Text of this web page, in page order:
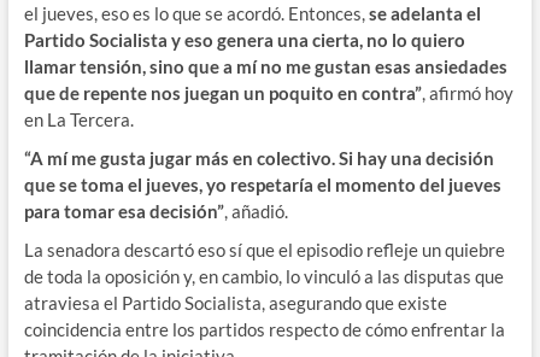
el jueves, eso es lo que se acordó. Entonces,se adelanta el
Partido Socialista y eso genera una cierta, no lo quiero
llamar tensión, sino que a mí no me gustan esas ansiedades
que de repente nos juegan un poquito en contra”, afirmó hoy
en La Tercera.
“A mí me gusta jugar más en colectivo. Si hay una decisión
que se toma el jueves, yo respetaría el momento del jueves
para tomar esa decisión”, añadió.
La senadora descartó eso sí que el episodio refleje un quiebre
de toda la oposición y, en cambio, lo vinculó a las disputas que
atraviesa el Partido Socialista, asegurando que existe
coincidencia entre los partidos respecto de cómo enfrentar la